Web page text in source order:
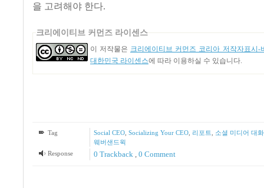
을 고려해야 한다.
크리에이티브 커먼즈 라이센스
이 저작물은 크리에이티브 커먼즈 코리아 저작자표시-
대한민국 라이센스에 따라 이용하실 수 있습니다.
Tag Social CEO, Socializing Your CEO, 리포트
소셜 미디어 대
웨버샌드윅
Response
0 Trackback , 0 Comment